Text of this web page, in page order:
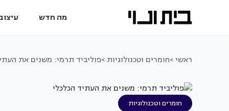
מה חדש
ראשי >חומרים וטכנולוגיות >פוליביד תרמי: משנים את
חומרים וטכנולוגיות